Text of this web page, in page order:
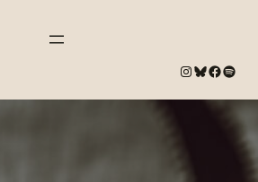
# Bluesky # Spotify